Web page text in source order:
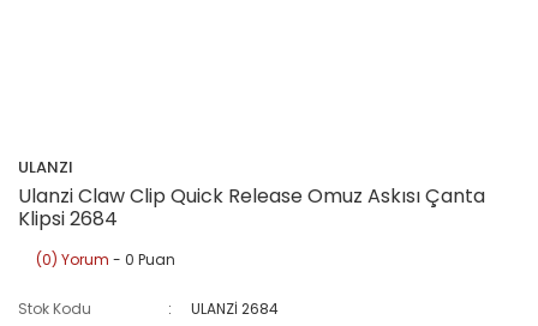
ULANZI
Ulanzi Claw Clip Quick Release Omuz Askısı Çanta
Klipsi 2684
(0) Yorum - 0 Puan
Stok Kodu
ULANZİ 2684